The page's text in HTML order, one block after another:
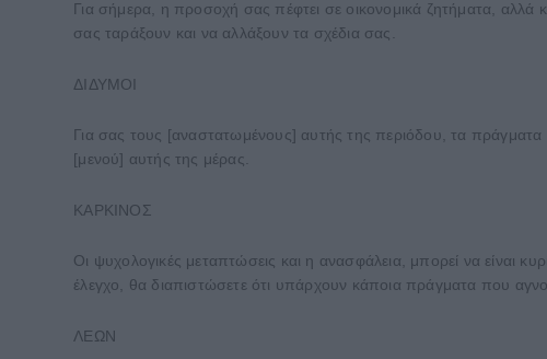
Για σήμερα, η προσοχή σας πέφτει σε οικονομικά ζητήματα,
σας ταράξουν και να αλλάξουν τα σχέδια σας.
ΔΙΔΥΜΟΙ
Για σας τους [αναστατωμένους] αυτής της περιόδου, τα πράγματα
[μενού] αυτής της μέρας.
ΚΑΡΚΙΝΟΣ
Οι ψυχολογικές μεταπτώσεις και η ανασφάλεια, μπορεί να είναι
έλεγχο, θα διαπιστώσετε ότι υπάρχουν κάποια πράγματα που
ΛΕΩΝ